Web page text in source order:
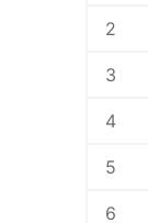
2
3
4
5
6